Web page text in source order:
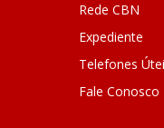
Rede CBN
Expediente
Telefones
Fale Conosco